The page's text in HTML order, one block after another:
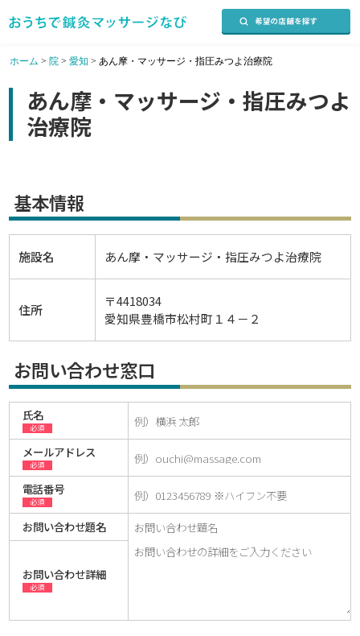
ホーム > 院> 愛知 > あん摩・マッサージ・指圧みつよ治療院
あん摩・マッサージ・指圧みつよ
治療院
基本情報
施設名 あん摩・マッサージ・指圧みつよ治療院
住所
〒4418034
愛知県豊橋市松村町１４－２
お問い合わせ窓口
氏名
必須
メールアドレス
必須
電話番号
必須
お問い合わせ題名
お問い合わせ詳細
必須